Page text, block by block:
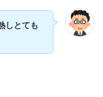
しとても